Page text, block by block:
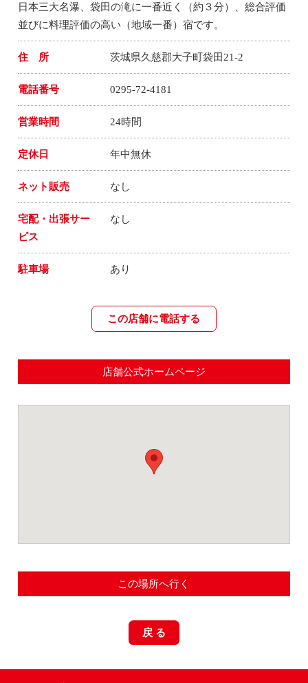
日本三大名瀑、袋田の滝に一番近く（約３分）、総合評価
並びに料理評価の高い（地域一番）宿です。
住 所 茨城県久慈郡大子町袋田21-2
電話番号 0295-72-4181
営業時間 24時間
定休日 年中無休
ネット販売 なし
宅配・出張サー
ビス
なし
駐車場 あり
この店舗に電話する
店舗公式ホームページ
この場所へ行く
戻 る